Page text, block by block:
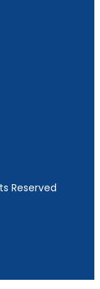
Reserved